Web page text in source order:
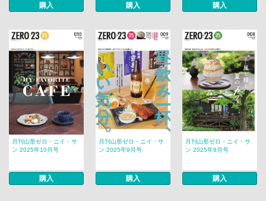
購入 購入 購入
月刊山形ゼロ・ニイ・サ
ン 2025年10月号
購入
月刊山形ゼロ・ニイ・サ
ン 2025年9月号
購入
月刊山形ゼロ・ニイ・サ
ン 2025年8月号
購入